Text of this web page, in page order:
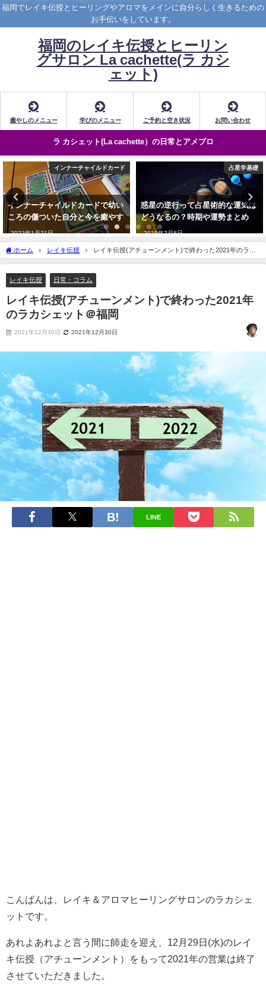
福岡でレイキ伝授とヒーリングやアロマをメインに自分らしく生きるための
お手伝いをしています。
福岡のレイキ伝授とヒーリン
グサロン La cachette(ラ カシ
ェット)
癒やしのメニュー 学びのメニュー ご予約と空き状況 お問い合わせ
ラ カシェット(La cachette）の日常とアメブロ
占星学基礎
惑星の逆行って占星術的な運気は
どうなるの？時期や運勢まとめ
2019年2月8日
星座別アロマ
12星座別アロマのブレンドレシピ
☆安全な使い方や注意点
2017年8月5日
ホーム レイキ伝授
レイキ伝授(アチューンメント)で終わった2021年のラカ
シェット＠福岡
レイキ伝授 日常・コラム
レイキ伝授(アチューンメント)で終わった2021年
のラカシェット＠福岡
2021年12月30日 2021年12月30日
LINE
こんばんは、レイキ＆アロマヒーリングサロンのラカシェ
ットです。
あれよあれよと言う間に師走を迎え、12月29日(水)のレイ
キ伝授（アチューンメント）をもって2021年の営業は終了
させていただきました。